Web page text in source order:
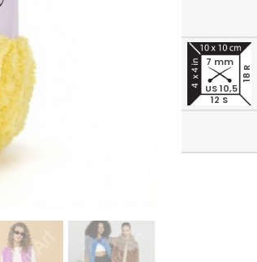
12 S
18 R
7 mm
US 10,5